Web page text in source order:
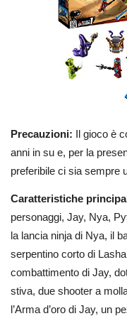
Precauzioni: Il gioco è
anni in su e, per la
preferibile ci sia sempre
Caratteristiche
personaggi, Jay, Nya,
la lancia ninja di Nya, il
serpentino corto di
combattimento di Jay,
stiva, due shooter a
l’Arma d’oro di Jay, un